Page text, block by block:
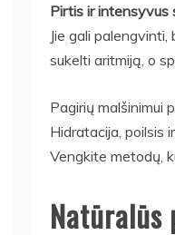
Pirtis ir intensyvus
Jie gali
sukelti aritmiją, o
Pagirių malšinimui
Hidratacija, poilsis
Vengkite metodų,
Natūralūs